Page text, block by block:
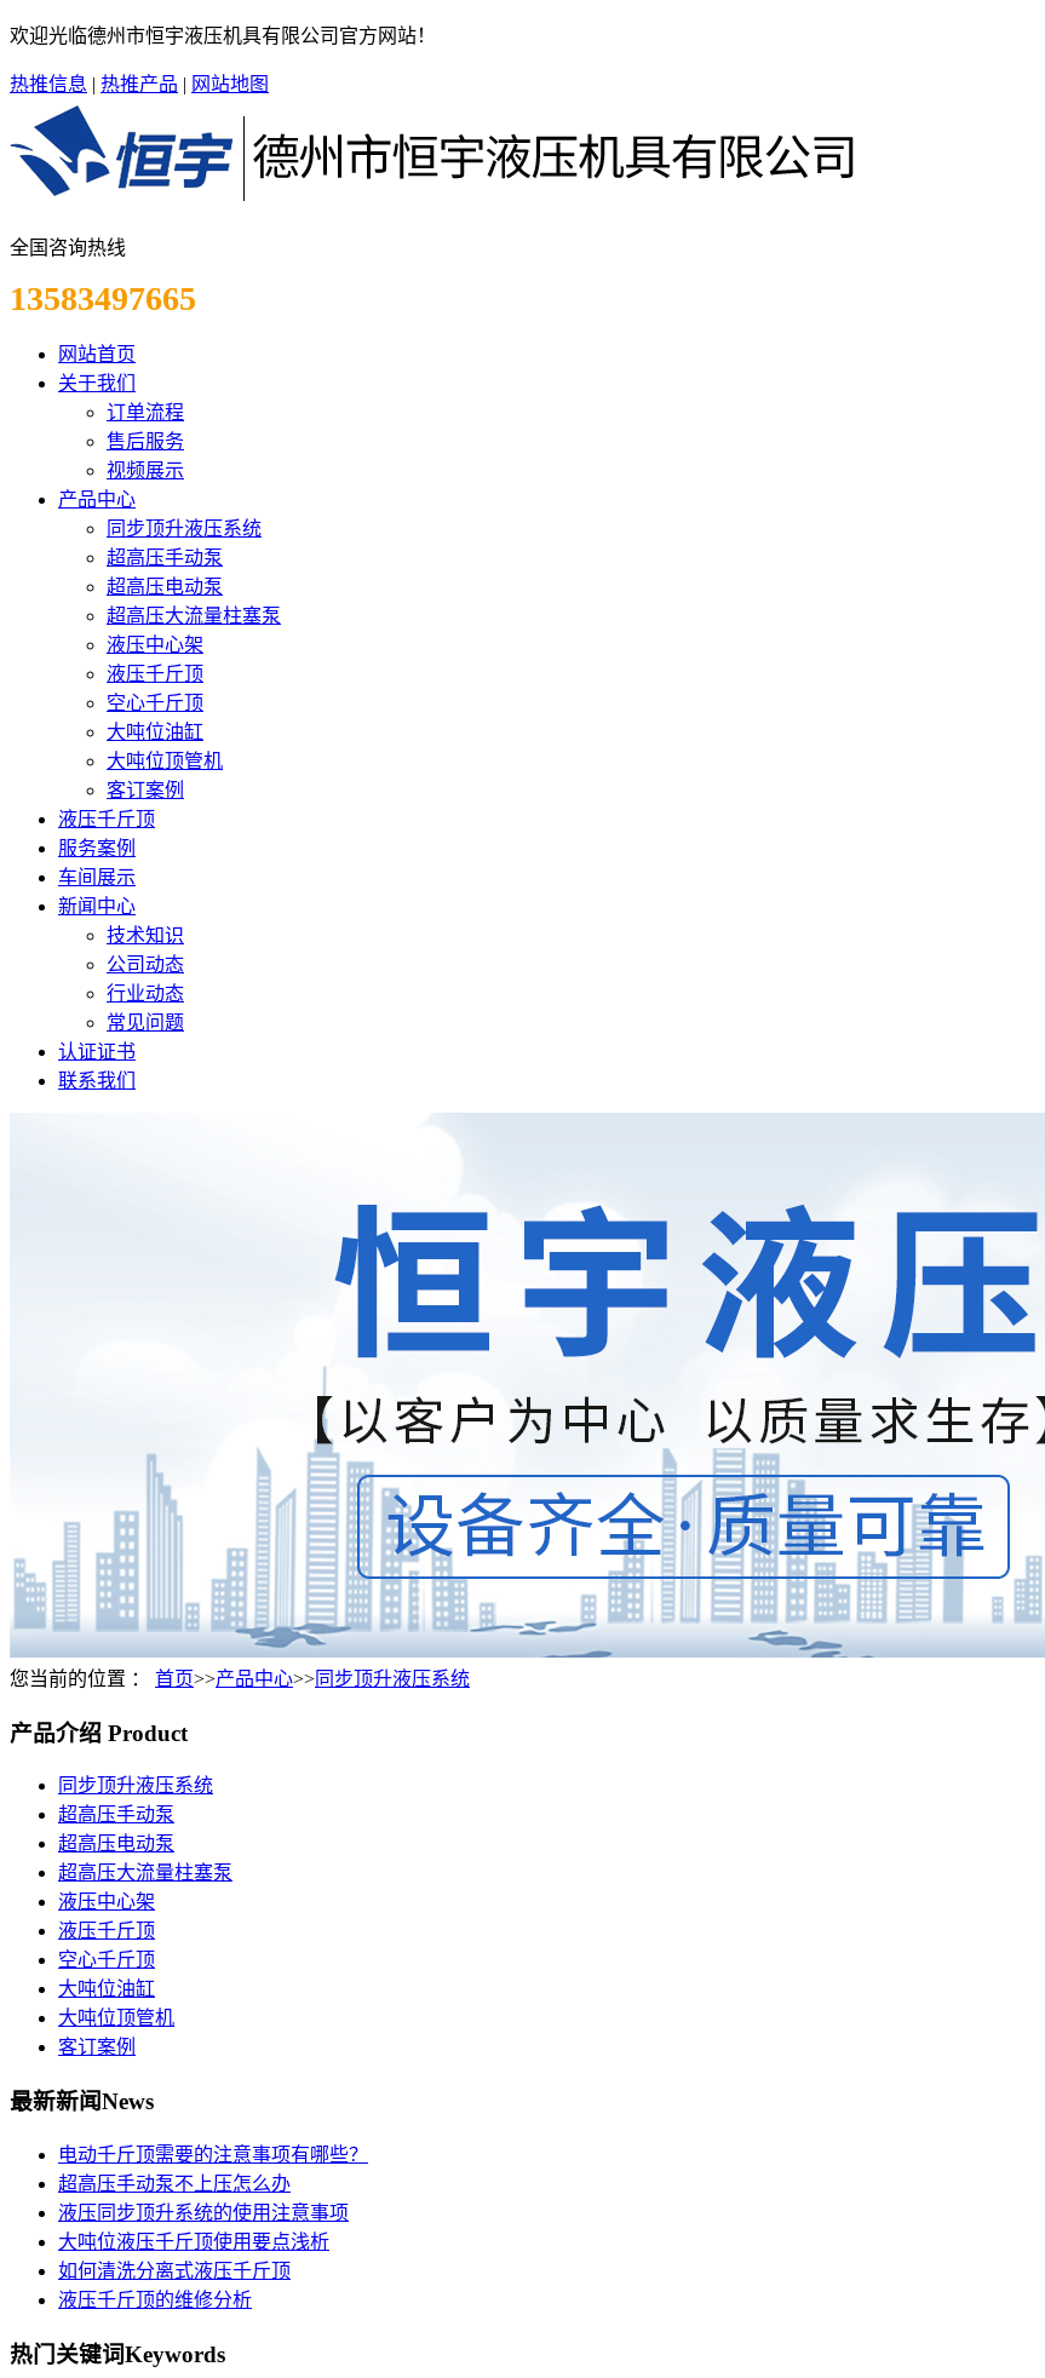
欢迎光临德州市恒宇液压机具有限公司官方网站！
热推信息 | 热推产品 | 网站地图
全国咨询热线
13583497665
网站首页
关于我们
订单流程
售后服务
视频展示
产品中心
同步顶升液压系统
超高压手动泵
超高压电动泵
超高压大流量柱塞泵
液压中心架
液压千斤顶
空心千斤顶
大吨位油缸
大吨位顶管机
客订案例
液压千斤顶
服务案例
车间展示
新闻中心
技术知识
公司动态
行业动态
常见问题
认证证书
联系我们
您当前的位置 ： 首页>>产品中心>>同步顶升液压系统
产品介绍 Product
同步顶升液压系统
超高压手动泵
超高压电动泵
超高压大流量柱塞泵
液压中心架
液压千斤顶
空心千斤顶
大吨位油缸
大吨位顶管机
客订案例
最新新闻News
电动千斤顶需要的注意事项有哪些？
超高压手动泵不上压怎么办
液压同步顶升系统的使用注意事项
大吨位液压千斤顶使用要点浅析
如何清洗分离式液压千斤顶
液压千斤顶的维修分析
热门关键词Keywords